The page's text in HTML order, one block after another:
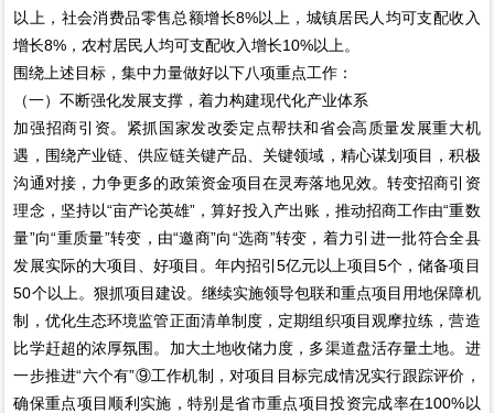
以上，社会消费品零售总额增长8%以上，城镇居民人均可支配收入
增长8%，农村居民人均可支配收入增长10%以上。
围绕上述目标，集中力量做好以下八项重点工作：
（一）不断强化发展支撑，着力构建现代化产业体系
加强招商引资。紧抓国家发改委定点帮扶和省会高质量发展重大机
遇，围绕产业链、供应链关键产品、关键领域，精心谋划项目，积极
沟通对接，力争更多的政策资金项目在灵寿落地见效。转变招商引资
理念，坚持以“亩产论英雄”，算好投入产出账，推动招商工作由“重数
量”向“重质量”转变，由“邀商”向“选商”转变，着力引进一批符合全县
发展实际的大项目、好项目。年内招引5亿元以上项目5个，储备项目
50个以上。狠抓项目建设。继续实施领导包联和重点项目用地保障机
制，优化生态环境监管正面清单制度，定期组织项目观摩拉练，营造
比学赶超的浓厚氛围。加大土地收储力度，多渠道盘活存量土地。进
一步推进“六个有”⑨工作机制，对项目目标完成情况实行跟踪评价，
确保重点项目顺利实施，特别是省市重点项目投资完成率在100%以